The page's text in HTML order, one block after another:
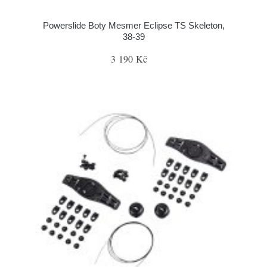
Powerslide Boty Mesmer Eclipse TS Skeleton,
38-39
3 190 Kč